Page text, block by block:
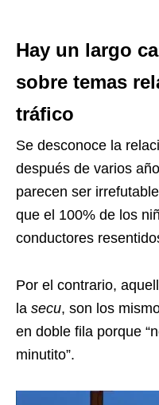
Hay un largo
sobre temas
tráfico
Se desconoce la
después de varios
parecen ser
que el 100% de los
conductores
Por el contrario,
la secu, son los
en doble fila porque
minutito”.